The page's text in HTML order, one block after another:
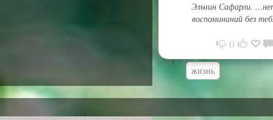
Эльчин Сафарли.
воспоминаний без
0
жизнь